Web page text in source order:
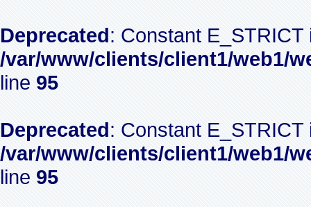
Deprecated: Constant
/var/www/clients/client1/web1/
line 95
Deprecated: Constant
/var/www/clients/client1/web1/
line 95